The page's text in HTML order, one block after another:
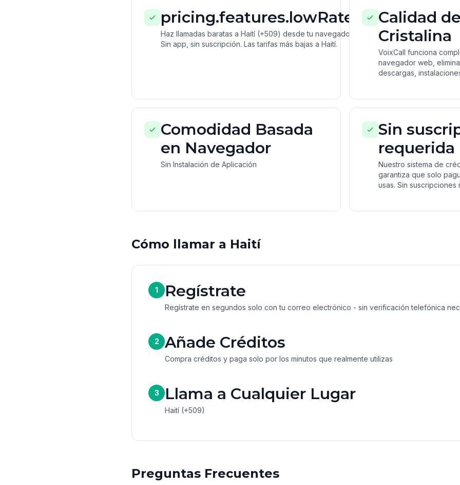
pricing.features.lowRates
Haz llamadas baratas a Haití (+509) desde tu navegador.
Sin app, sin suscripción. Las tarifas más bajas a Haití.
Calidad
Cristalina
VoixCall funciona
navegador web,
descargas,
Comodidad Basada
en Navegador
Sin Instalación de Aplicación
Sin
requerida
Nuestro sistema de
garantiza que solo
usas. Sin suscripciones
Cómo llamar a Haití
1 Regístrate
Regístrate en segundos solo con tu correo electrónico - sin verificación telefónica
2 Añade Créditos
Compra créditos y paga solo por los minutos que realmente utilizas
3 Llama a Cualquier Lugar
Haití (+509)
Preguntas Frecuentes